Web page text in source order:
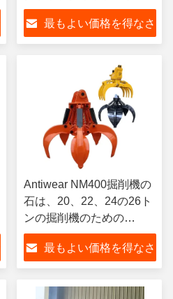
PC325,SK300,HD1638
最もよい価格を得なさ
Antiwear NM400掘削機の
石は、20、22、24の26ト
ンの掘削機のための
Q355Bのグラブのバケツ
取り組む
最もよい価格を得なさ